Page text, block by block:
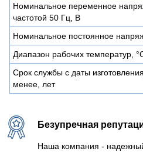
Номинальное переменное
частотой 50 Гц, В
Номинальное постоянное
Диапазон рабочих температур,
Срок службы с даты
менее, лет
Безупречная
Наша компания -